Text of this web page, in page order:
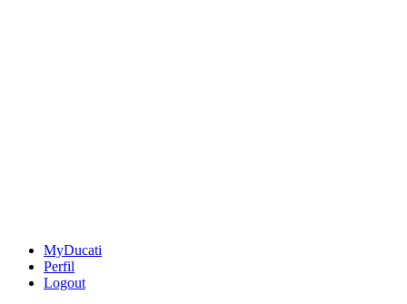
MyDucati
Perfil
Logout